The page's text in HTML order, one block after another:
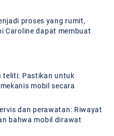
proses yang rumit,
Caroline dapat membuat
teliti: Pastikan untuk
mobil secara
dan perawatan: Riwayat
bahwa mobil dirawat